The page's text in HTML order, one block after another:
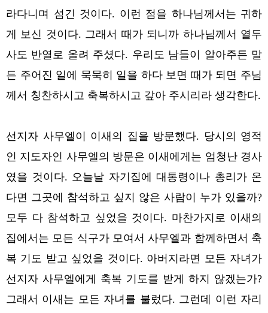
라다니며 섬긴 것이다. 이런 점을 하나님께서는 귀하
게 보신 것이다. 그래서 때가 되니까 하나님께서 열두
사도 반열로 올려 주셨다. 우리도 남들이 알아주든 말
든 주어진 일에 묵묵히 일을 하다 보면 때가 되면 주님
께서 칭찬하시고 축복하시고 갚아 주시리라 생각한다.
선지자 사무엘이 이새의 집을 방문했다. 당시의 영적
인 지도자인 사무엘의 방문은 이새에게는 엄청난 경사
였을 것이다. 오늘날 자기집에 대통령이나 총리가 온
다면 그곳에 참석하고 싶지 않은 사람이 누가 있을까?
모두 다 참석하고 싶었을 것이다. 마찬가지로 이새의
집에서는 모든 식구가 모여서 사무엘과 함께하면서 축
복 기도 받고 싶었을 것이다. 아버지라면 모든 자녀가
선지자 사무엘에게 축복 기도를 받게 하지 않겠는가?
그래서 이새는 모든 자녀를 불렀다. 그런데 이런 자리